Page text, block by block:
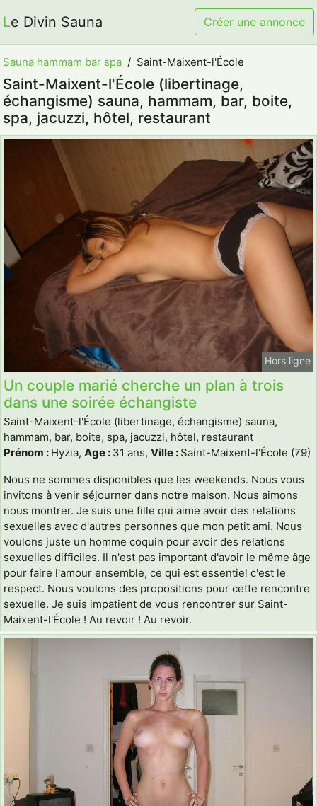
Le Divin Sauna Créer une annonce
Sauna hammam bar spa Saint-Maixent-l'École
Saint-Maixent-l'École (libertinage,
échangisme) sauna, hammam, bar, boite,
spa, jacuzzi, hôtel, restaurant
Hors ligne
Un couple marié cherche un plan à trois
dans une soirée échangiste
Saint-Maixent-l'École (libertinage, échangisme) sauna,
hammam, bar, boite, spa, jacuzzi, hôtel, restaurant
Prénom : Hyzia, Age : 31 ans, Ville : Saint-Maixent-l'École (79)
Nous ne sommes disponibles que les weekends. Nous vous
invitons à venir séjourner dans notre maison. Nous aimons
nous montrer. Je suis une fille qui aime avoir des relations
sexuelles avec d'autres personnes que mon petit ami. Nous
voulons juste un homme coquin pour avoir des relations
sexuelles difficiles. Il n'est pas important d'avoir le même âge
pour faire l'amour ensemble, ce qui est essentiel c'est le
respect. Nous voulons des propositions pour cette rencontre
sexuelle. Je suis impatient de vous rencontrer sur Saint-
Maixent-l'École ! Au revoir ! Au revoir.